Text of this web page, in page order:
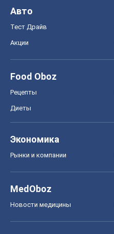
Авто
Тест Драйв
Акции
Food Oboz
Рецепты
Диеты
Экономика
Рынки и компании
MedOboz
Новости медицины